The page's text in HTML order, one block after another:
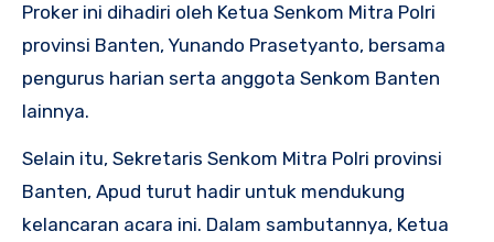
Proker ini dihadiri oleh Ketua Senkom Mitra Polri
provinsi Banten, Yunando Prasetyanto, bersama
pengurus harian serta anggota Senkom Banten
lainnya.
Selain itu, Sekretaris Senkom Mitra Polri provinsi
Banten, Apud turut hadir untuk mendukung
kelancaran acara ini. Dalam sambutannya, Ketua